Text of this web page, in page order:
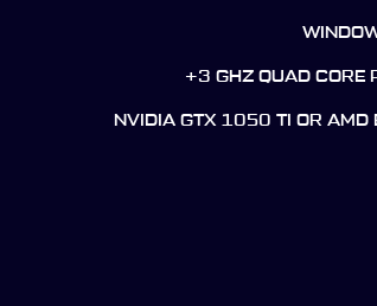
+3 GHZ QUAD CORE
NVIDIA GTX 1050 TI OR AMD